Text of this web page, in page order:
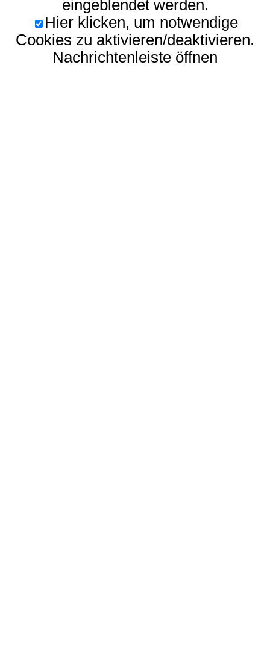
eingeblendet werden.
Hier klicken, um notwendige
Cookies zu aktivieren/deaktivieren.
Nachrichtenleiste öffnen